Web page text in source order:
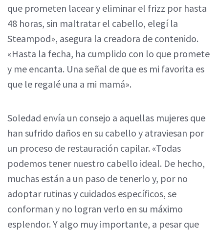
que prometen lacear y eliminar el frizz por hasta
48 horas, sin maltratar el cabello, elegí la
Steampod», asegura la creadora de contenido.
«Hasta la fecha, ha cumplido con lo que promete
y me encanta. Una señal de que es mi favorita es
que le regalé una a mi mamá».
Soledad envía un consejo a aquellas mujeres que
han sufrido daños en su cabello y atraviesan por
un proceso de restauración capilar. «Todas
podemos tener nuestro cabello ideal. De hecho,
muchas están a un paso de tenerlo y, por no
adoptar rutinas y cuidados específicos, se
conforman y no logran verlo en su máximo
esplendor. Y algo muy importante, a pesar que